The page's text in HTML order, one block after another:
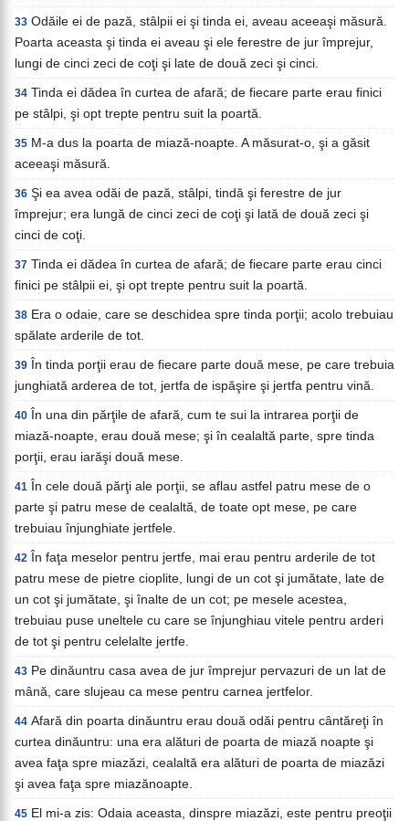
33 Odăile ei de pază, stâlpii ei şi tinda ei, aveau aceeaşi măsură.
Poarta aceasta şi tinda ei aveau şi ele ferestre de jur împrejur,
lungi de cinci zeci de coţi şi late de două zeci şi cinci.
34 Tinda ei dădea în curtea de afară; de fiecare parte erau finici
pe stâlpi, şi opt trepte pentru suit la poartă.
35 M-a dus la poarta de miază-noapte. A măsurat-o, şi a găsit
aceeaşi măsură.
36 Şi ea avea odăi de pază, stâlpi, tindă şi ferestre de jur
împrejur; era lungă de cinci zeci de coţi şi lată de două zeci şi
cinci de coţi.
37 Tinda ei dădea în curtea de afară; de fiecare parte erau cinci
finici pe stâlpii ei, şi opt trepte pentru suit la poartă.
38 Era o odaie, care se deschidea spre tinda porţii; acolo trebuiau
spălate arderile de tot.
39
În tinda porţii erau de fiecare parte două mese, pe care trebuia
junghiată arderea de tot, jertfa de ispăşire şi jertfa pentru vină.
40
În una din părţile de afară, cum te sui la intrarea porţii de
miază-noapte, erau două mese; şi în cealaltă parte, spre tinda
porţii, erau iarăşi două mese.
41
În cele două părţi ale porţii, se aflau astfel patru mese de o
parte şi patru mese de cealaltă, de toate opt mese, pe care
trebuiau înjunghiate jertfele.
42
În faţa meselor pentru jertfe, mai erau pentru arderile de tot
patru mese de pietre cioplite, lungi de un cot şi jumătate, late de
un cot şi jumătate, şi înalte de un cot; pe mesele acestea,
trebuiau puse uneltele cu care se înjunghiau vitele pentru arderi
de tot şi pentru celelalte jertfe.
43 Pe dinăuntru casa avea de jur împrejur pervazuri de un lat de
mână, care slujeau ca mese pentru carnea jertfelor.
44 Afară din poarta dinăuntru erau două odăi pentru cântăreţi în
curtea dinăuntru: una era alături de poarta de miază noapte şi
avea faţa spre miazăzi, cealaltă era alături de poarta de miazăzi
şi avea faţa spre miazănoapte.
45 El mi-a zis: Odaia aceasta, dinspre miazăzi, este pentru preoţii